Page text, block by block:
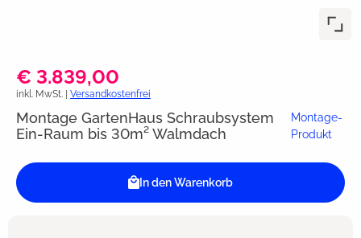
€ 3.839,00
inkl. MwSt. | Versandkostenfrei
Montage GartenHaus Schraubsystem
Ein-Raum bis 30m² Walmdach
Montage-
Produkt
In den Warenkorb